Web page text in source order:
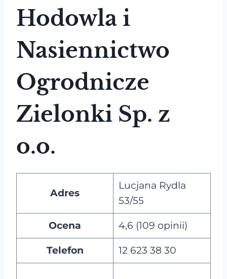
Hodowla i
Nasiennictwo
Ogrodnicze
Zielonki Sp. z
o.o.
Adres
Lucjana Rydla
53/55
Ocena 4,6 (109 opinii)
Telefon 12 623 38 30